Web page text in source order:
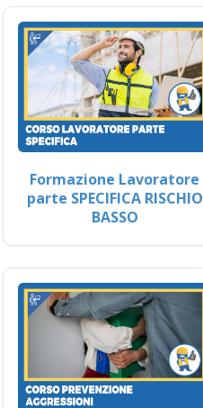
Formazione Lavoratore
parte SPECIFICA RISCHIO
BASSO